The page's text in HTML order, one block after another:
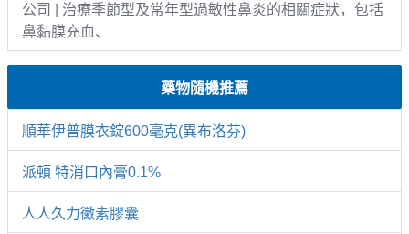
公司 | 治療季節型及常年型過敏性鼻炎的相關症狀，包括
鼻黏膜充血、
藥物隨機推薦
順華伊普膜衣錠600毫克(異布洛芬)
派頓 特消口內膏0.1%
人人久力黴素膠囊